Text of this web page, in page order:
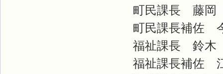
町民課長 藤
町民課長補佐
福祉課長 鈴
福祉課長補佐